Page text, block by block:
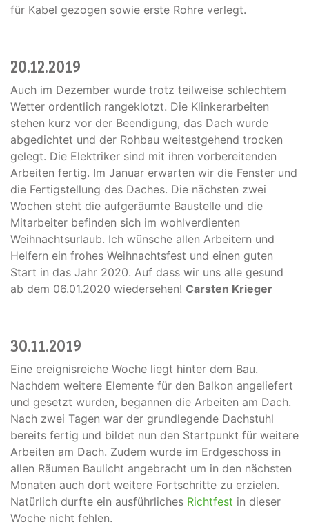
für Kabel gezogen sowie erste Rohre verlegt.
20.12.2019
Auch im Dezember wurde trotz teilweise schlechtem
Wetter ordentlich rangeklotzt. Die Klinkerarbeiten
stehen kurz vor der Beendigung, das Dach wurde
abgedichtet und der Rohbau weitestgehend trocken
gelegt. Die Elektriker sind mit ihren vorbereitenden
Arbeiten fertig. Im Januar erwarten wir die Fenster und
die Fertigstellung des Daches. Die nächsten zwei
Wochen steht die aufgeräumte Baustelle und die
Mitarbeiter befinden sich im wohlverdienten
Weihnachtsurlaub. Ich wünsche allen Arbeitern und
Helfern ein frohes Weihnachtsfest und einen guten
Start in das Jahr 2020. Auf dass wir uns alle gesund
ab dem 06.01.2020 wiedersehen! Carsten Krieger
30.11.2019
Eine ereignisreiche Woche liegt hinter dem Bau.
Nachdem weitere Elemente für den Balkon angeliefert
und gesetzt wurden, begannen die Arbeiten am Dach.
Nach zwei Tagen war der grundlegende Dachstuhl
bereits fertig und bildet nun den Startpunkt für weitere
Arbeiten am Dach. Zudem wurde im Erdgeschoss in
allen Räumen Baulicht angebracht um in den nächsten
Monaten auch dort weitere Fortschritte zu erzielen.
Natürlich durfte ein ausführliches Richtfest in dieser
Woche nicht fehlen.